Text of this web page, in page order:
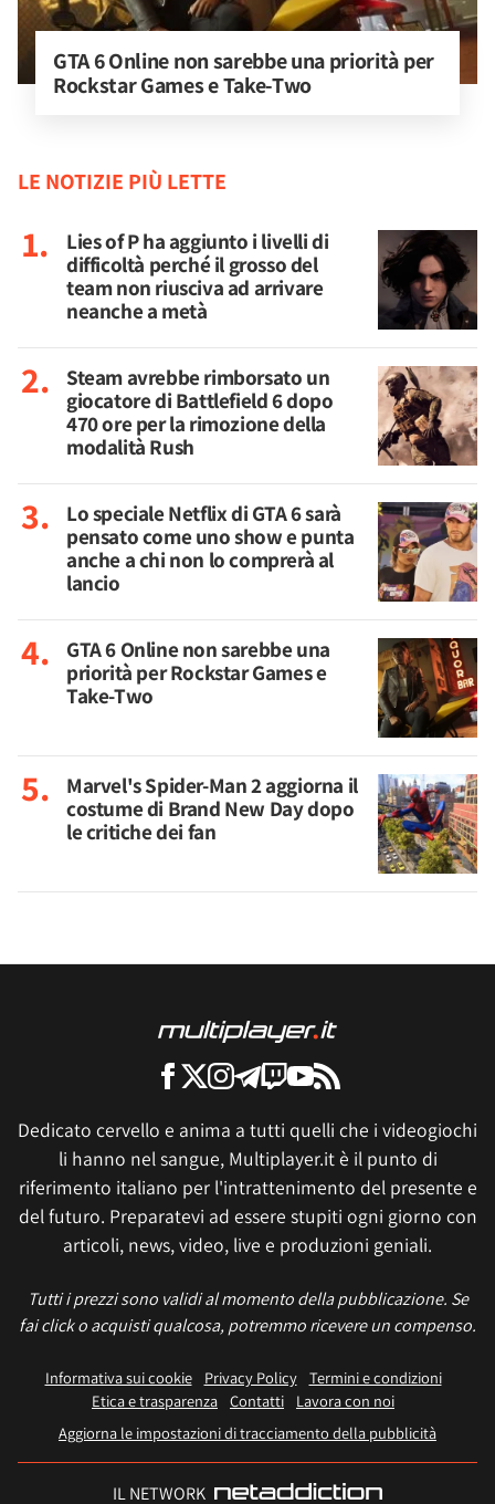
GTA 6 Online non sarebbe una priorità per
Rockstar Games e Take-Two
LE NOTIZIE PIÙ LETTE
Lies of P ha aggiunto i livelli di
difficoltà perché il grosso del
team non riusciva ad arrivare
neanche a metà
Steam avrebbe rimborsato un
giocatore di Battlefield 6 dopo
470 ore per la rimozione della
modalità Rush
Lo speciale Netflix di GTA 6 sarà
pensato come uno show e punta
anche a chi non lo comprerà al
lancio
GTA 6 Online non sarebbe una
priorità per Rockstar Games e
Take-Two
Marvel's Spider-Man 2 aggiorna il
costume di Brand New Day dopo
le critiche dei fan
Dedicato cervello e anima a tutti quelli che i videogiochi
li hanno nel sangue, Multiplayer.it è il punto di
riferimento italiano per l'intrattenimento del presente e
del futuro. Preparatevi ad essere stupiti ogni giorno con
articoli, news, video, live e produzioni geniali.
Tutti i prezzi sono validi al momento della pubblicazione. Se
fai click o acquisti qualcosa, potremmo ricevere un compenso.
Informativa sui cookie Privacy Policy
Termini e condizioni
Etica e trasparenza Contatti
Lavora con noi
Aggiorna le impostazioni di tracciamento della pubblicità
IL NETWORK